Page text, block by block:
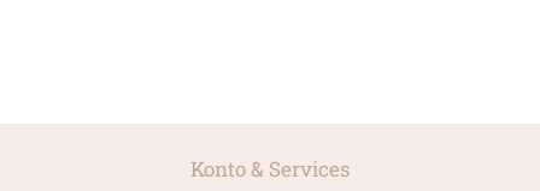
Konto & Services